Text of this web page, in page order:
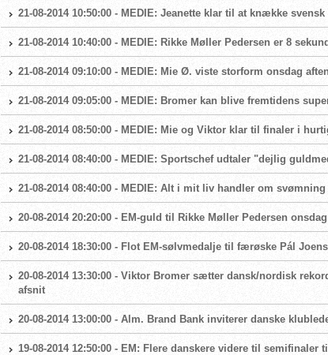
21-08-2014 10:50:00 - MEDIE: Jeanette klar til at knække
21-08-2014 10:40:00 - MEDIE: Rikke Møller Pedersen er 8
21-08-2014 09:10:00 - MEDIE: Mie Ø. viste storform onsdag
21-08-2014 09:05:00 - MEDIE: Bromer kan blive fremtidens
21-08-2014 08:50:00 - MEDIE: Mie og Viktor klar til finaler i
21-08-2014 08:40:00 - MEDIE: Sportschef udtaler "dejlig
21-08-2014 08:40:00 - MEDIE: Alt i mit liv handler om svømning
20-08-2014 20:20:00 - EM-guld til Rikke Møller Pedersen
20-08-2014 18:30:00 - Flot EM-sølvmedalje til færøske Pál
20-08-2014 13:30:00 - Viktor Bromer sætter dansk/nordisk
afsnit
20-08-2014 13:00:00 - Alm. Brand Bank inviterer danske
19-08-2014 12:50:00 - EM: Flere danskere videre til semifinaler